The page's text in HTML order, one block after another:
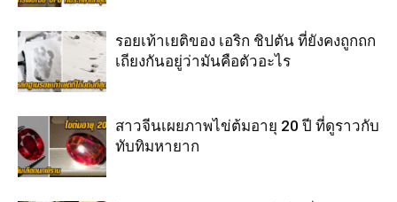
รอยเท้าเยติของ เอริก ชิปตัน ที่ยังคงถูกถก
เถียงกันอยู่ว่ามันคือตัวอะไร
สาวจีนเผยภาพไข่ต้มอายุ 20 ปี ที่ดูราวกับ
ทับทิมหายาก